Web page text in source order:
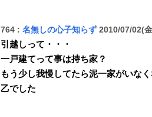
764 : 名無しの心子知らず 2010/07/02(
引越しって・・・
一戸建てって事は持ち家？
もう少し我慢してたら泥一家がいな
乙でした